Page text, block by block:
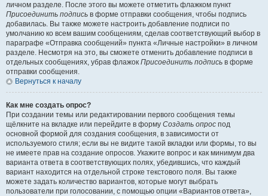
личном разделе. После этого вы можете отметить флажком пункт
Присоединить подпись в форме отправки сообщения, чтобы подпись
добавилась. Вы также можете настроить добавление подписи по
умолчанию ко всем вашим сообщениям, сделав соответствующий выбор в
параграфе «Отправка сообщений» пункта «Личные настройки» в личном
разделе. Несмотря на это, вы сможете отменить добавление подписи в
отдельных сообщениях, убрав флажок Присоединить подпись в форме
отправки сообщения.
Вернуться к началу
Как мне создать опрос?
При создании темы или редактировании первого сообщения темы
щёлкните на вкладке или перейдите в форму Создать опрос под
основной формой для создания сообщения, в зависимости от
используемого стиля; если вы не видите такой вкладки или формы, то вы
не имеете прав на создание опросов. Укажите вопрос и как минимум два
варианта ответа в соответствующих полях, убедившись, что каждый
вариант находится на отдельной строке текстового поля. Вы также
можете задать количество вариантов, которые могут выбрать
пользователи при голосовании, с помощью опции «Вариантов ответа»,